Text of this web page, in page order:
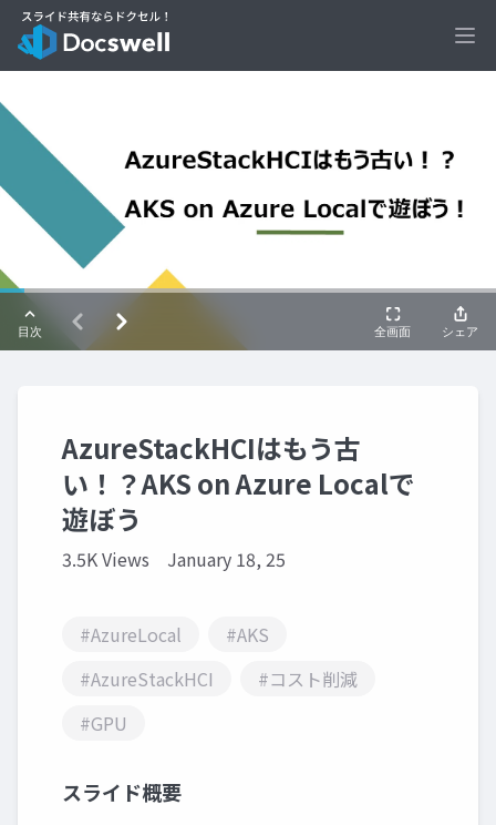
AzureStackHCIはもう古
い！？AKS on Azure Localで
遊ぼう
3.5K Views January 18, 25
#AzureLocal
#AKS
#AzureStackHCI
#コスト削減
#GPU
スライド概要